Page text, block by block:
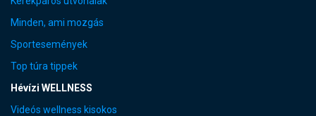
Minden, ami mozgás
Sportesemények
Top túra tippek
Hévízi WELLNESS
Videós wellness kisokos